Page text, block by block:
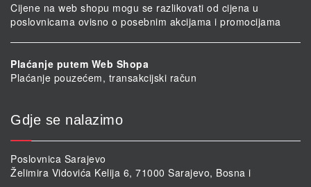
Cijene na web shopu mogu se razlikovati od cijena u
poslovnicama ovisno o posebnim akcijama i promocijama
Plaćanje putem Web Shopa
Plaćanje pouzećem, transakcijski račun
Gdje se nalazimo
Poslovnica Sarajevo
Želimira Vidovića Kelija 6, 71000 Sarajevo, Bosna i